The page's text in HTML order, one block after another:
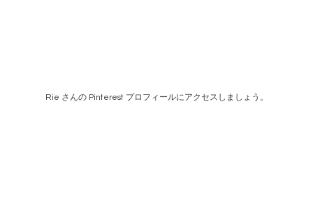
Rie さんの Pinterest プロフィールにアクセスしましょう。